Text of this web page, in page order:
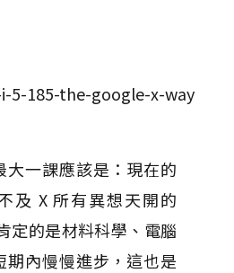
大一課應該是：現在的
及 X 所有異想天開的
定的是材料科學、電腦
期內慢慢進步，這也是